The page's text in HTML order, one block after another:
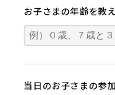
お子さまの年齢を教
当日のお子さまの参加